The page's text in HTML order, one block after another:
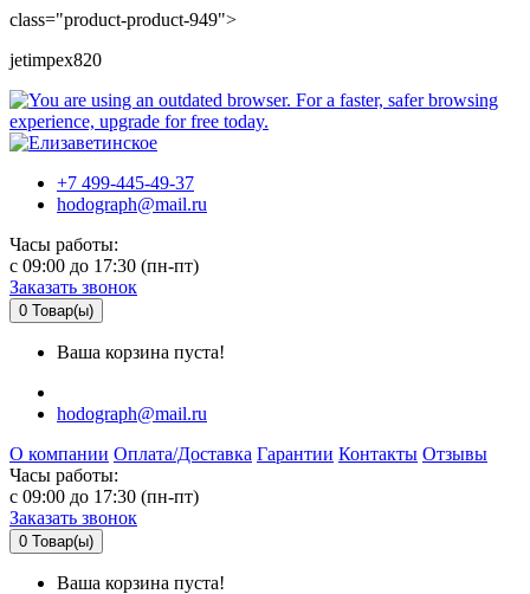
class="product-product-949">
jetimpex820
+7 499-445-49-37
hodograph@mail.ru
Часы работы:
c 09:00 до 17:30 (пн-пт)
Заказать звонок
0 Товар(ы)
Ваша корзина пуста!
hodograph@mail.ru
О компании Оплата/Доставка Гарантии Контакты Отзывы
Часы работы:
c 09:00 до 17:30 (пн-пт)
Заказать звонок
0 Товар(ы)
Ваша корзина пуста!